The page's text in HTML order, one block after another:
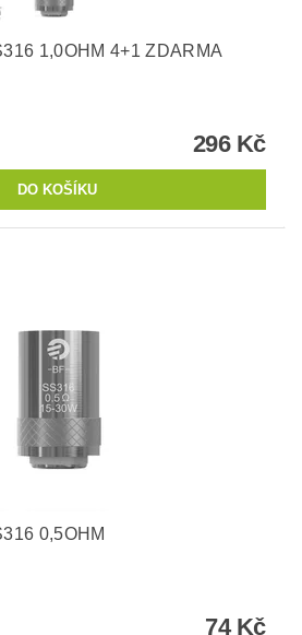
1,0OHM 4+1 ZDARMA
296 Kč
0,5OHM
74 Kč